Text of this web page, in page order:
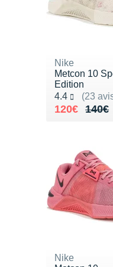
Nike
Metcon 10
Edition
4.4
(23
Noté 4.4 sur 5
140€
Au lieu de
120€
Vendu 120€
Nike